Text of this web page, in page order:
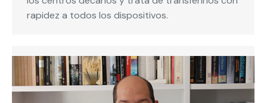
rapidez a todos los dispositivos.